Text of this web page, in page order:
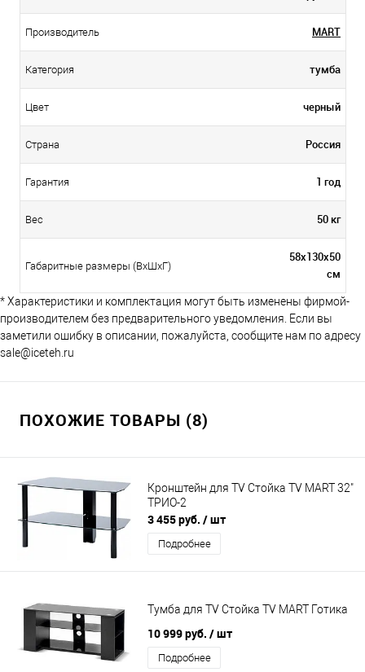
Производитель MART
Категория тумба
Цвет черный
Страна Россия
Гарантия 1 год
Вес 50 кг
Габаритные размеры (ВхШхГ)
58х130х50
см
* Характеристики и комплектация могут быть изменены фирмой-
производителем без предварительного уведомления. Если вы
заметили ошибку в описании, пожалуйста, сообщите нам по адресу
sale@iceteh.ru
ПОХОЖИЕ ТОВАРЫ (8)
Кронштейн для TV Стойка TV MART 32"
ТРИО-2
3 455 руб. / шт
Подробнее
Тумба для TV Стойка TV MART Готика
10 999 руб. / шт
Подробнее